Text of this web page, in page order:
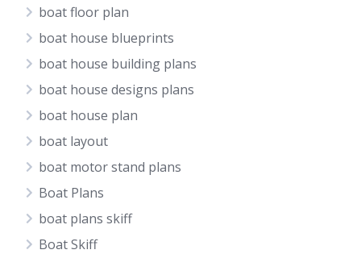
boat floor plan
boat house blueprints
boat house building plans
boat house designs plans
boat house plan
boat layout
boat motor stand plans
Boat Plans
boat plans skiff
Boat Skiff